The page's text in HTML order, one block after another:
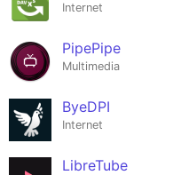
Internet
PipePipe
Multimedia
ByeDPI
Internet
LibreTube